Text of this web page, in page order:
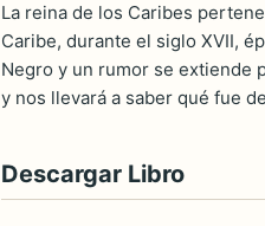
La reina de los Caribes
Caribe, durante el siglo XVII,
Negro y un rumor se extiende
y nos llevará a saber qué fue
Descargar Libro